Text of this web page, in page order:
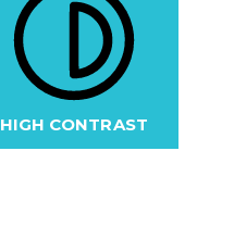
HIGH CONTRAST